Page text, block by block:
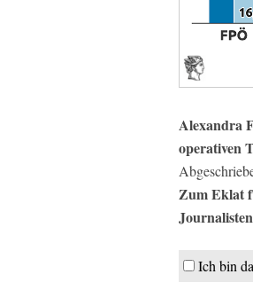
Alexandra
operativen
Zum Eklat
Ich bin